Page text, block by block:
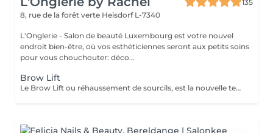
135
8, rue de la forêt verte Heisdorf L-7340
L'Onglerie - Salon de beauté Luxembourg est votre nouvel
endroit bien-être, où vos esthéticiennes seront aux petits soins
pour vous chouchouter: déco...
Brow Lift
Le Brow Lift ou réhaussement de sourcils, est la nouvelle technique tendance: le but étant d'embellir, épaissir le sourcil et de discipliner des poils broussailleux ou épars à l'aide d'un produit à base de kératine. Cette technique convient à tous les types de sourcils, que vous soyez blonde, brune ou rousse, que vous ayez les sourcils fournis ou non. Si vos sourcils sont broussailleux, cette méthode innovante va les discipliner. À l'inverse, s'ils sont fins et clairsemés, le browlift leur donnera plus de texture et offrira un résultat plus fourni et ultra naturel pour une durée de 6 semaines.